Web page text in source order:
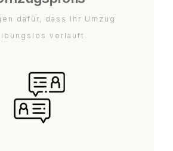
dafür, dass Ihr Umzug
verläuft.